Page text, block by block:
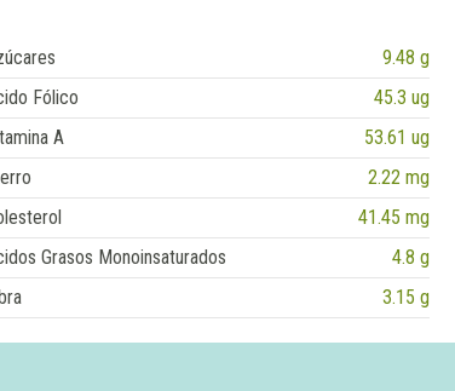
9.48 g
Fólico
45.3 ug
A
53.61 ug
2.22 mg
41.45 mg
Grasos Monoinsaturados
4.8 g
3.15 g